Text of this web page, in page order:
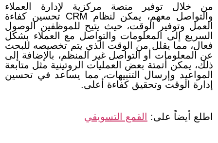
من خلال توفير منصة مركزية لإدارة العملاء
والتواصل معهم، يمكن لنظام CRM تحسين كفاءة
العمل وتوفير الوقت، حيث يتيح للموظفين الوصول
السريع إلى المعلومات والتواصل مع العملاء بشكل
فعال، مما يقلل من الوقت الذي يتم تخصيصه للبحث
عن المعلومات أو التواصل غير المنظم، بالإضافة إلى
ذلك، يمكن أتمتة بعض العمليات الروتينية مثل متابعة
المواعيد وإرسال التنبيهات، مما يساعد في تحسين
إدارة الوقت وتحقيق كفاءة أعلى.
اطلع أيضاً على: القمع التسويقي